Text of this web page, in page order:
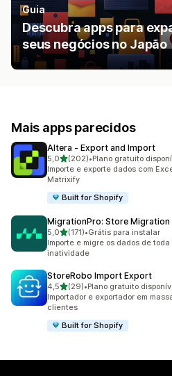
Guia
Descubra apps para
seus negócios no Japão
Mais apps parecidos
Altera ‑ Export and Import
5,0de 5 estrelas
(202)
202 avaliações ao todo
•Plano gratuito
Importe e exporte dados com
Matrixify
Built for Shopify
MigrationPro: Store Migration
5,0de 5 estrelas
(171)
171 avaliações ao todo
•Grátis para instalar
Importe e migre os dados de
inatividade
StoreRobo Import Export
4,5de 5 estrelas
(29)
29 avaliações ao todo
•Plano gratuito
Importador e exportador em
clientes
Built for Shopify